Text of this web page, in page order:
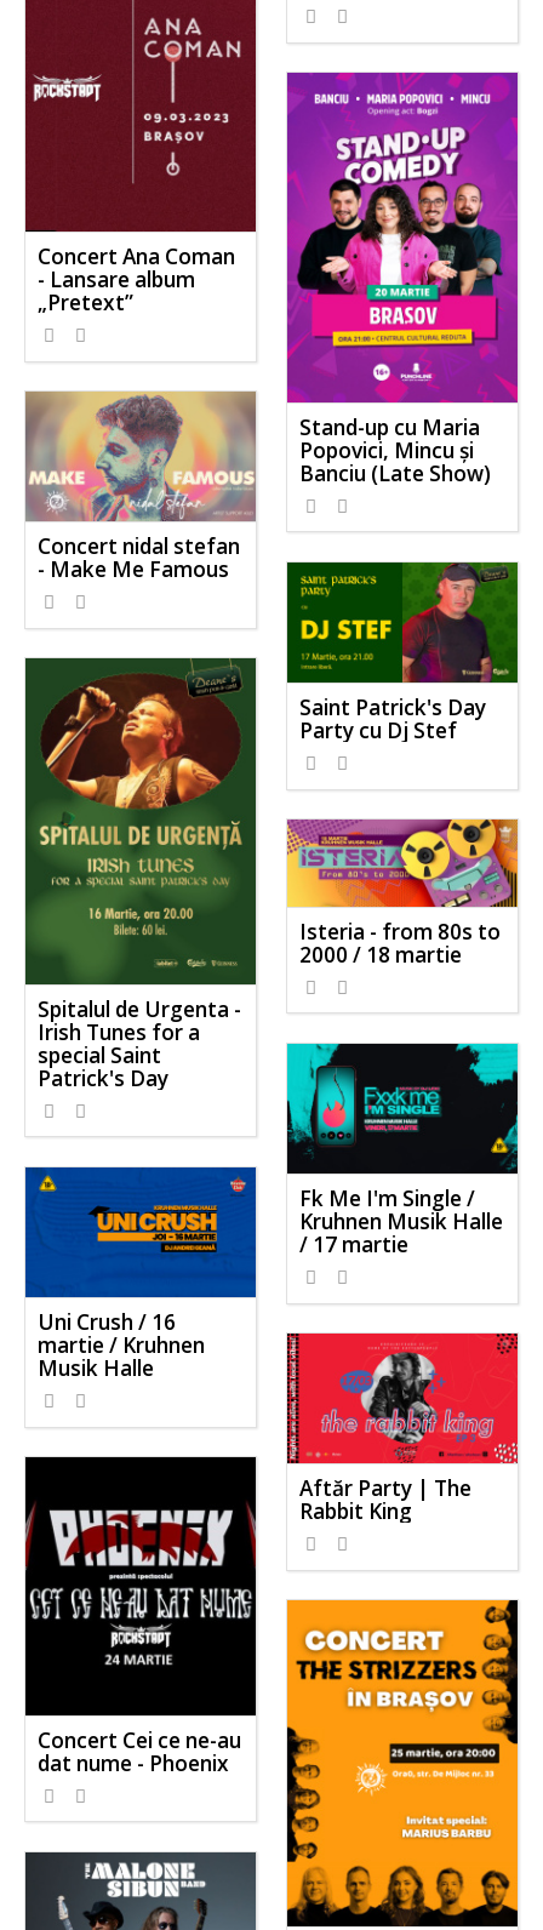
Concert Ana Coman
- Lansare album
„Pretext”
Stand-up cu Maria
Popovici, Mincu și
Banciu (Late Show)
Concert nidal stefan
- Make Me Famous
Saint Patrick's Day
Party cu Dj Stef
Spitalul de Urgenta -
Irish Tunes for a
special Saint
Patrick's Day
Isteria - from 80s to
2000 / 18 martie
Fk Me I'm Single /
Kruhnen Musik Halle
/ 17 martie
Uni Crush / 16
martie / Kruhnen
Musik Halle
Aftăr Party | The
Rabbit King
Concert Cei ce ne-au
dat nume - Phoenix